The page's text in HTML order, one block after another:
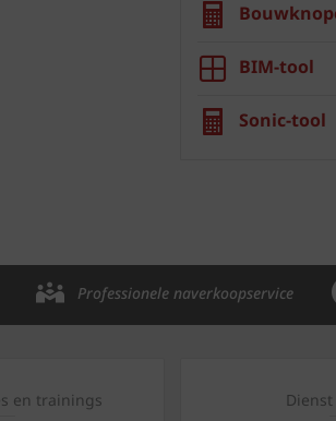
BIM-tool
Sonic-tool
Professionele naverkoopservice
en trainings